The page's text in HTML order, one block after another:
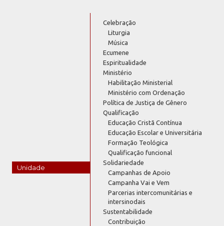
Unidade
Celebração
Liturgia
Música
Ecumene
Espiritualidade
Ministério
Habilitação Ministerial
Ministério com Ordenação
Política de Justiça de Gênero
Qualificação
Educação Cristã Contínua
Educação Escolar e Universitária
Formação Teológica
Qualificação funcional
Solidariedade
Campanhas de Apoio
Campanha Vai e Vem
Parcerias intercomunitárias e
intersinodais
Sustentabilidade
Contribuição